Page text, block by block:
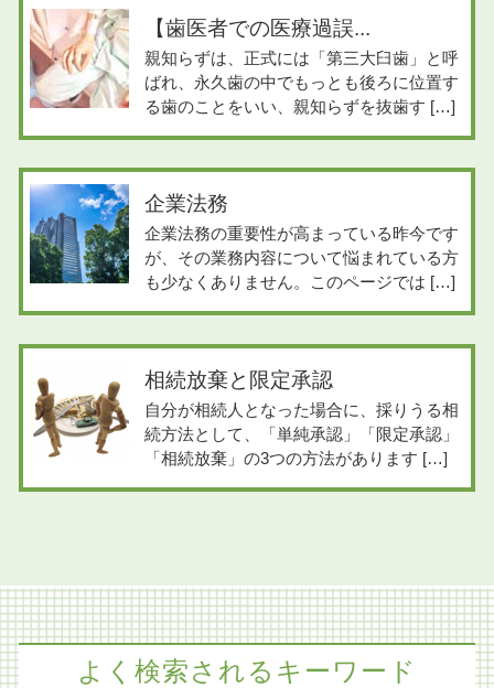
【歯医者での医療過誤...
親知らずは、正式には「第三大臼歯」と呼
ばれ、永久歯の中でもっとも後ろに位置す
る歯のことをいい、親知らずを抜歯す […]
企業法務
企業法務の重要性が高まっている昨今です
が、その業務内容について悩まれている方
も少なくありません。このページでは […]
相続放棄と限定承認
自分が相続人となった場合に、採りうる相
続方法として、「単純承認」「限定承認」
「相続放棄」の3つの方法があります […]
よく検索されるキーワード